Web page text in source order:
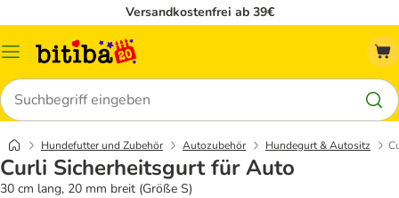
Versandkostenfrei ab 39€
Menü
Suchen
Hundefutter und Zubehör Autozubehör Hundegurt & Autositz
Curli Sicherheitsgurt für Auto
30 cm lang, 20 mm breit (Größe S)